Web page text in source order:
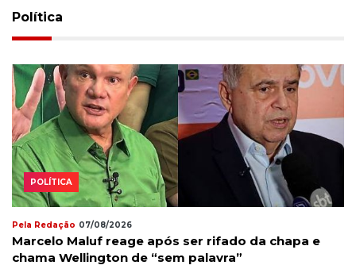
Política
POLÍTICA
Pela Redação 07/08/2026
Marcelo Maluf reage após ser rifado da chapa e
chama Wellington de “sem palavra”